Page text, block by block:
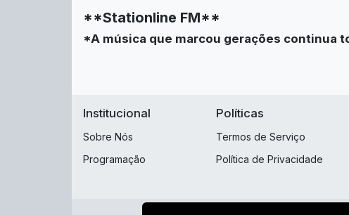
**Stationline FM**
*A música que marcou gerações continua
Institucional
Sobre Nós
Programação
Políticas
Termos de Serviço
Política de Privacidade